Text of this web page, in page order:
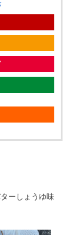
ーしょうゆ味